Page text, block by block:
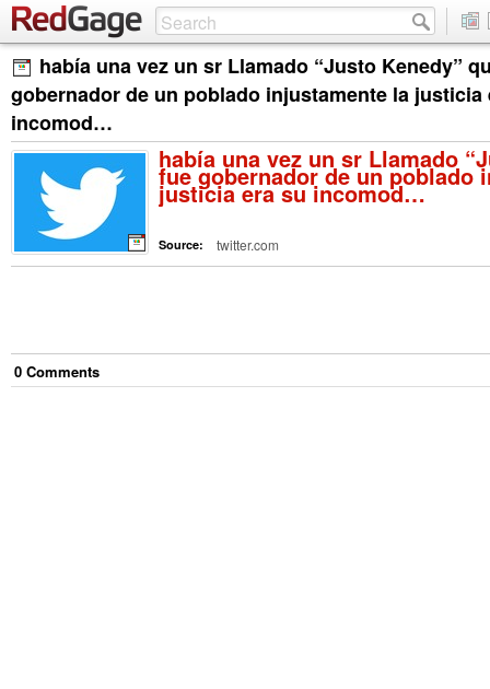
había una vez un sr Llamado “Justo Kenedy”
gobernador de un poblado injustamente la justicia
incomod…
había una vez un sr Llamado
fue gobernador de un poblado
justicia era su incomod…
Source: twitter.com
0 Comments